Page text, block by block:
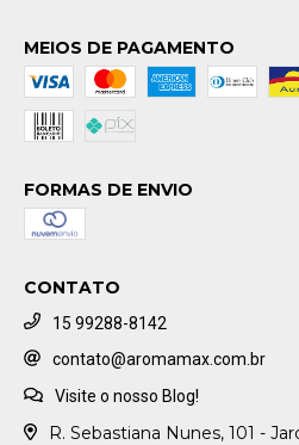
MEIOS DE PAGAMENTO
FORMAS DE ENVIO
CONTATO
15 99288-8142
contato@aromamax.com.br
Visite o nosso Blog!
R. Sebastiana Nunes, 101 -